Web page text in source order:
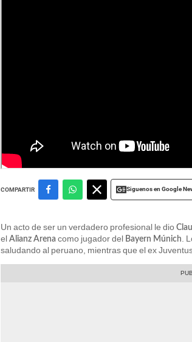
COMPARTIR Siguenos en Google
Un acto de ser un verdadero profesional le dio
el Alianz Arena como jugador del Bayern Múnich
.
saludando al peruano, mientras que el ex